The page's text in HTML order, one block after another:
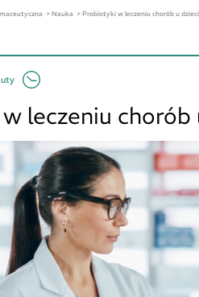
Nauka Probiotyki w leczeniu chorób u dzieci
leczeniu chorób